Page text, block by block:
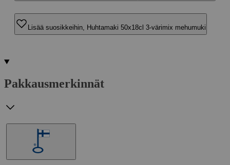
Lisää suosikkeihin, Huhtamaki 50x18cl 3-värimix mehumuki
Pakkausmerkinnät